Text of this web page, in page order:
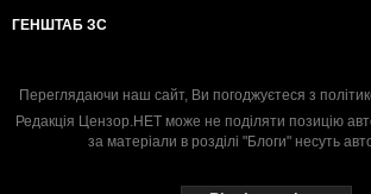
ГЕНШТАБ ЗС
Переглядаючи наш сайт, Ви погоджуєтеся з
Редакція Цензор.НЕТ може не поділяти позицію
за матеріали в розділі "Блоги" несуть